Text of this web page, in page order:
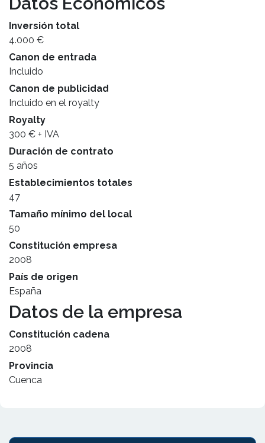
Inversión total
4.000 €
Canon de entrada
Incluido
Canon de publicidad
Incluido en el royalty
Royalty
300 € + IVA
Duración de contrato
5 años
Establecimientos totales
47
Tamaño mínimo del local
50
Constitución empresa
2008
País de origen
España
Datos de la empresa
Constitución cadena
2008
Provincia
Cuenca